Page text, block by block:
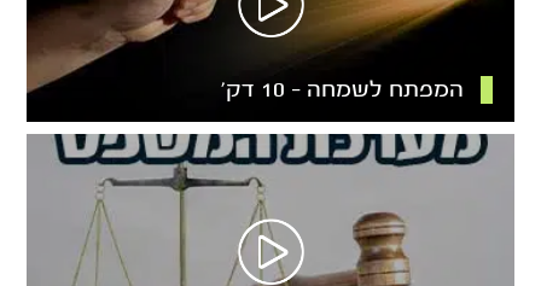
המפתח לשמחה – 10 דק’